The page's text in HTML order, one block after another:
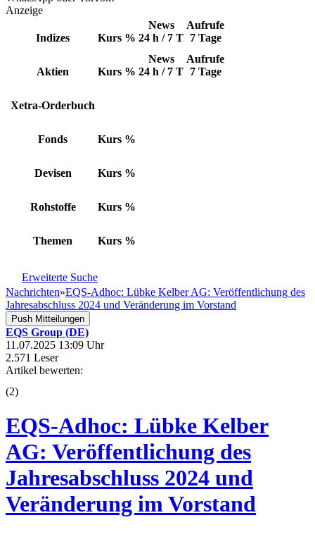
Anzeige
Indizes Kurs %
News
24 h / 7 T
Aufrufe
7 Tage
Aktien Kurs %
News
24 h / 7 T
Aufrufe
7 Tage
Xetra-Orderbuch
Fonds Kurs %
Devisen Kurs %
Rohstoffe Kurs %
Themen Kurs %
Erweiterte Suche
Nachrichten»EQS-Adhoc: Lübke Kelber AG: Veröffentlichung des
Jahresabschluss 2024 und Veränderung im Vorstand
Push Mitteilungen
EQS Group (DE)
11.07.2025 13:09 Uhr
2.571 Leser
Artikel bewerten:
(2)
EQS-Adhoc: Lübke Kelber
AG: Veröffentlichung des
Jahresabschluss 2024 und
Veränderung im Vorstand